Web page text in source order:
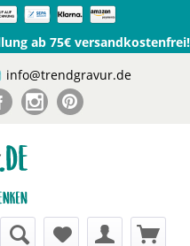
ab 75€ versandkostenfrei!
info@trendgravur.de